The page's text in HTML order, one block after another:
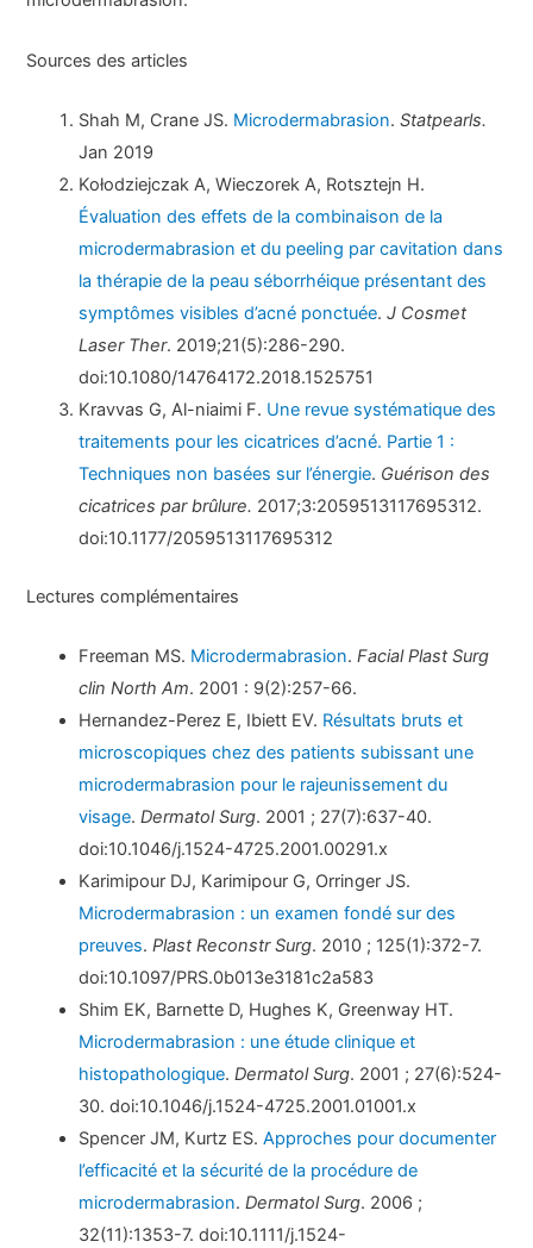
Sources des articles
Shah M, Crane JS. Microdermabrasion.Statpearls.
Jan 2019
Kołodziejczak A, Wieczorek A, Rotsztejn H.
Évaluation des effets de la combinaison de la
microdermabrasion et du peeling par cavitation dans
la thérapie de la peau séborrhéique présentant des
symptômes visibles d’acné ponctuée.J Cosmet
Laser Ther. 2019;21(5):286-290.
doi:10.1080/14764172.2018.1525751
Kravvas G, Al-niaimi F. Une revue systématique des
traitements pour les cicatrices d’acné. Partie 1 :
Techniques non basées sur l’énergie. Guérison des
cicatrices par brûlure. 2017;3:2059513117695312.
doi:10.1177/2059513117695312
Lectures complémentaires
Freeman MS. Microdermabrasion.Facial Plast Surg
clin North Am. 2001 : 9(2):257-66.
Hernandez-Perez E, Ibiett EV. Résultats bruts et
microscopiques chez des patients subissant une
microdermabrasion pour le rajeunissement du
visage.Dermatol Surg. 2001 ; 27(7):637-40.
doi:10.1046/j.1524-4725.2001.00291.x
Karimipour DJ, Karimipour G, Orringer JS.
Microdermabrasion : un examen fondé sur des
preuves.Plast Reconstr Surg. 2010 ; 125(1):372-7.
doi:10.1097/PRS.0b013e3181c2a583
Shim EK, Barnette D, Hughes K, Greenway HT.
Microdermabrasion : une étude clinique et
histopathologique.Dermatol Surg. 2001 ; 27(6):524-
30. doi:10.1046/j.1524-4725.2001.01001.x
Spencer JM, Kurtz ES.Approches pour documenter
l’efficacité et la sécurité de la procédure de
microdermabrasion.Dermatol Surg. 2006 ;
32(11):1353-7. doi:10.1111/j.1524-